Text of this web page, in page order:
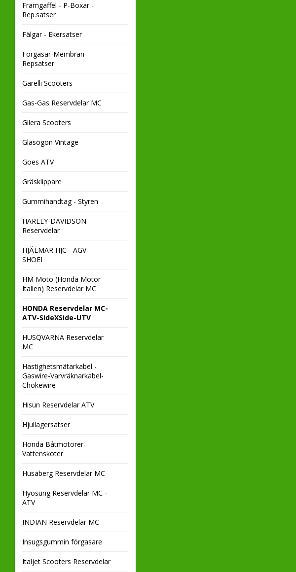
Framgaffel - P-Boxar -
Rep.satser
Fälgar - Ekersatser
Förgasar-Membran-
Repsatser
Garelli Scooters
Gas-Gas Reservdelar MC
Gilera Scooters
Glasögon Vintage
Goes ATV
Gräsklippare
Gummihandtag - Styren
HARLEY-DAVIDSON
Reservdelar
HJÄLMAR HJC - AGV -
SHOEI
HM Moto (Honda Motor
Italien) Reservdelar MC
HONDA Reservdelar MC-
ATV-SideXSide-UTV
HUSQVARNA Reservdelar
MC
Hastighetsmätarkabel -
Gaswire-Varvräknarkabel-
Chokewire
Hisun Reservdelar ATV
Hjullagersatser
Honda Båtmotorer-
Vattenskoter
Husaberg Reservdelar MC
Hyosung Reservdelar MC -
ATV
INDIAN Reservdelar MC
Insugsgummin förgasare
Italjet Scooters Reservdelar